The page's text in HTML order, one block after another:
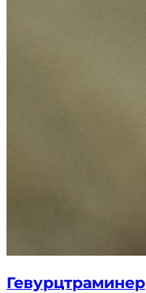
Гевурцтраминер